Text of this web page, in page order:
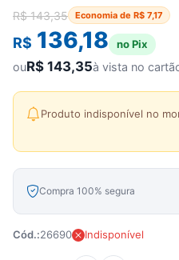
R$143,35 Economia de R$ 7,17
R$ 136,18 no Pix
ouR$ 143,35à vista no
Produto indisponível no
Compra 100% segura
Cód.:26690 Indisponível